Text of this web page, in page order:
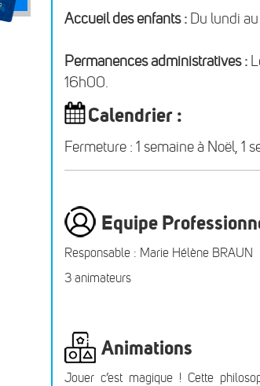
Accueil des enfants :Du lundi
Permanences administratives :
16h00.
Calendrier :
Fermeture : 1 semaine à Noël, 1
Equipe
Responsable : Marie Hélène BRAUN
3 animateurs
Animations
Jouer c’est magique ! Cette